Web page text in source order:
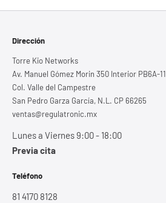
Dirección
Torre Kio Networks
Av. Manuel Gómez Morin 350 Interior PB6A-11
Col. Valle del Campestre
San Pedro Garza García, N.L. CP 66265
ventas@regulatronic.mx
Lunes a Viernes 9:00 - 18:00
Previa cita
Teléfono
81 4170 8128